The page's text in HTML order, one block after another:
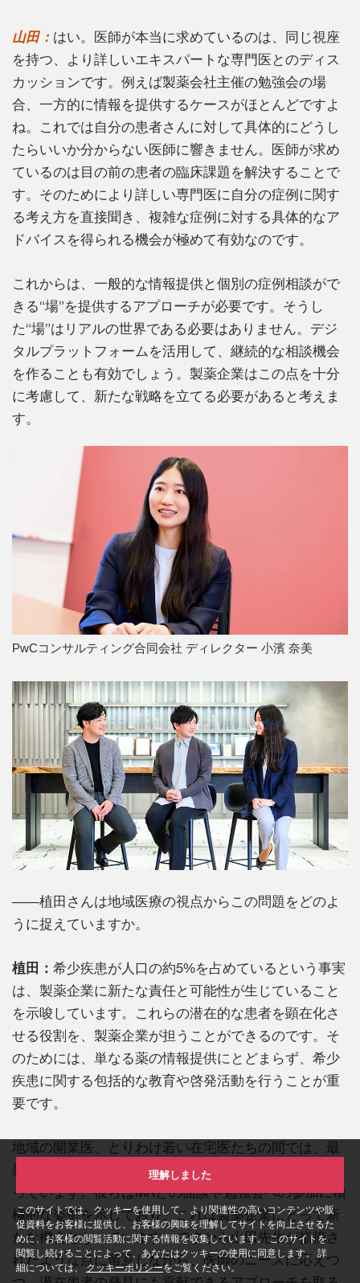
このサイトでは、クッキーを使用して、より関連性の高いコンテンツや販
促資料をお客様に提供し、お客様の興味を理解してサイトを向上させるた
めに、お客様の閲覧活動に関する情報を収集しています。 このサイトを
閲覧し続けることによって、あなたはクッキーの使用に同意します。 詳
細については、クッキーポリシーをご覧ください。
理解しました
山田： はい。医師が本当に求めているのは、同じ視座
を持つ、より詳しいエキスパートな専門医とのディス
カッションです。例えば製薬会社主催の勉強会の場
合、一方的に情報を提供するケースがほとんどですよ
ね。これでは自分の患者さんに対して具体的にどうし
たらいいか分からない医師に響きません。医師が求め
ているのは目の前の患者の臨床課題を解決することで
す。そのためにより詳しい専門医に自分の症例に関す
る考え方を直接聞き、複雑な症例に対する具体的なア
ドバイスを得られる機会が極めて有効なのです。
これからは、一般的な情報提供と個別の症例相談がで
きる“場”を提供するアプローチが必要です。そうし
た“場”はリアルの世界である必要はありません。デジ
タルプラットフォームを活用して、継続的な相談機会
を作ることも有効でしょう。製薬企業はこの点を十分
に考慮して、新たな戦略を立てる必要があると考えま
す。
PwCコンサルティング合同会社 ディレクター 小濱 奈美
――植田さんは地域医療の視点からこの問題をどのよ
うに捉えていますか。
植田： 希少疾患が人口の約5%を占めているという事実
は、製薬企業に新たな責任と可能性が生じていること
を示唆しています。これらの潜在的な患者を顕在化さ
せる役割を、製薬企業が担うことができるのです。そ
のためには、単なる薬の情報提供にとどまらず、希少
疾患に関する包括的な教育や啓発活動を行うことが重
要です。
地域の開業医、とりわけ若い在宅医たちの間では、最
新の医学知識をアップデートする機会への需要が高ま
っています。彼らはMRとの面談や勉強会への参加に積
極的な姿勢を示しており、これは製薬企業にとって新
たな機会となっています。ですから山田先生が指摘さ
れたような点に留意しながら、医師のニーズに応えつ